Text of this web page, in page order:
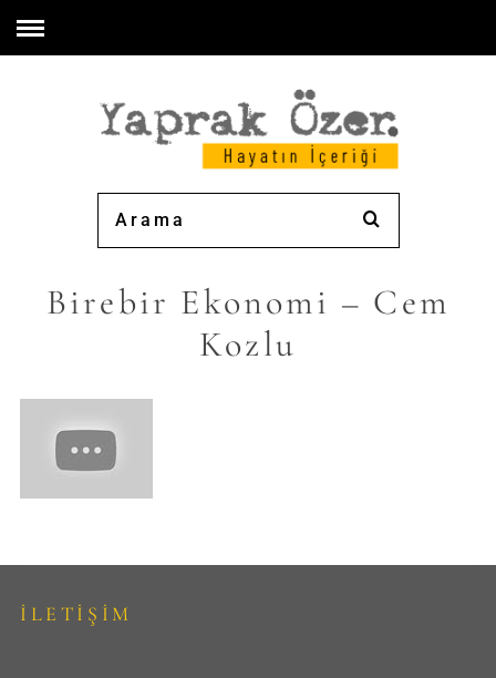
Birebir Ekonomi – Cem
Kozlu
İLETİŞİM